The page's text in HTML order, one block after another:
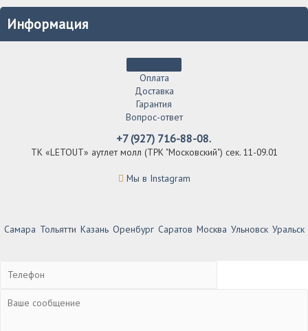
Информация
Оплата
Доставка
Гарантия
Вопрос-ответ
+7 (927) 716-88-08.
ТК «LETOUT» аутлет молл (ТРК "Московский") сек. 11-09.01
Мы в Instagram
Самара Тольятти Казань Оренбург Саратов Москва Ульновск Уральск